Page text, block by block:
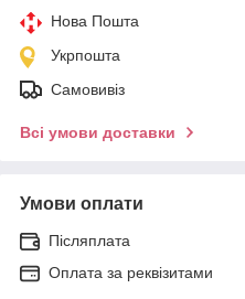
Нова Пошта
Укрпошта
Самовивіз
Всі умови доставки
Умови оплати
Післяплата
Оплата за реквізитами